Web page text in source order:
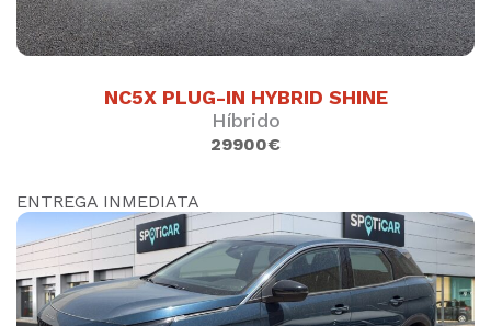
NC5X PLUG-IN HYBRID SHINE
Híbrido
29900€
ENTREGA INMEDIATA
DESCÚBRELO
CITROËN C3 83V FEEL PACK
Gasolina